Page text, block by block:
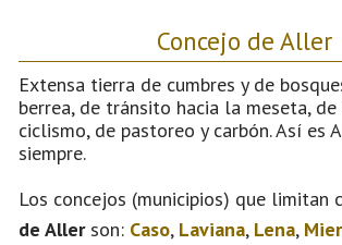
Concejo de Aller
Extensa tierra de cumbres y de
berrea, de tránsito hacia la meseta,
ciclismo, de pastoreo y carbón. Así es
siempre.
Los concejos (municipios) que limitan
de Allerson: Caso, Laviana, Lena,